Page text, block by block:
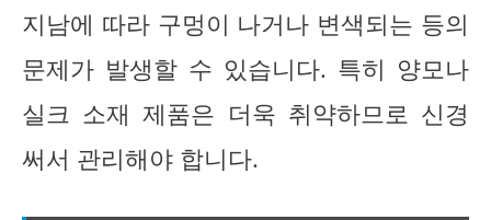
지남에 따라 구멍이 나거나 변색되는 등의
문제가 발생할 수 있습니다. 특히 양모나
실크 소재 제품은 더욱 취약하므로 신경
써서 관리해야 합니다.